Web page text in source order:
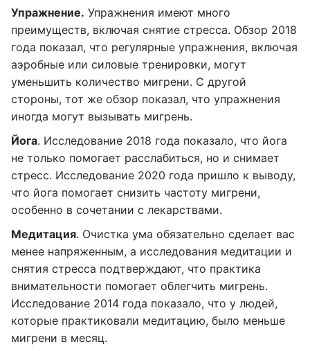
Упражнение. Упражнения имеют много
преимуществ, включая снятие стресса. Обзор 2018
года показал, что регулярные упражнения, включая
аэробные или силовые тренировки, могут
уменьшить количество мигрени. С другой
стороны, тот же обзор показал, что упражнения
иногда могут вызывать мигрень.
Йога. Исследование 2018 года показало, что йога
не только помогает расслабиться, но и снимает
стресс. Исследование 2020 года пришло к выводу,
что йога помогает снизить частоту мигрени,
особенно в сочетании с лекарствами.
Медитация. Очистка ума обязательно сделает вас
менее напряженным, а исследования медитации и
снятия стресса подтверждают, что практика
внимательности помогает облегчить мигрень.
Исследование 2014 года показало, что у людей,
которые практиковали медитацию, было меньше
мигрени в месяц.